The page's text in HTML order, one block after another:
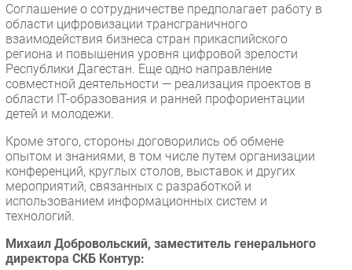
Кадры
Регулирование
Финансы
Web
Безопасность
CIO/Управление ИТ
Гаджеты
Здоровье
РАЗДЕЛЫ
Соглашение о сотрудничестве предполагает работу в
области цифровизации трансграничного
взаимодействия бизнеса стран прикаспийского
региона и повышения уровня цифровой зрелости
Республики Дагестан. Еще одно направление
совместной деятельности — реализация проектов в
области IT-образования и ранней профориентации
детей и молодежи.
Кроме этого, стороны договорились об обмене
опытом и знаниями, в том числе путем организации
конференций, круглых столов, выставок и других
мероприятий, связанных с разработкой и
использованием информационных систем и
технологий.
Михаил Добровольский, заместитель генерального
директора СКБ Контур: